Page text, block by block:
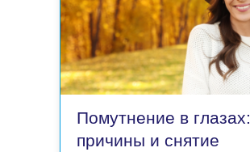
Помутнение в глазах:
причины и снятие